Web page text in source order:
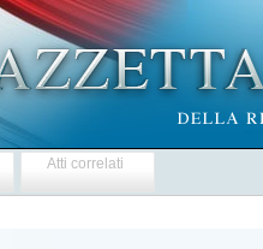
Atti correlati